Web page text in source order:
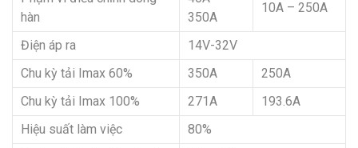
hàn
350A
10A – 250A
Điện áp ra
14V-32V
Chu kỳ tải Imax 60%
350A
250A
Chu kỳ tải Imax 100%
271A
193.6A
Hiệu suất làm việc
80%